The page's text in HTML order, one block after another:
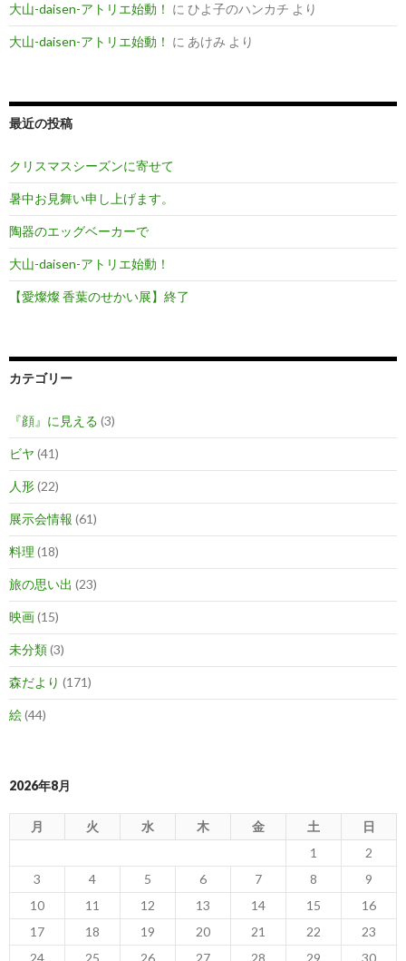
大山-daisen-アトリエ始動！ に ひよ子のハンカチ より
大山-daisen-アトリエ始動！ に あけみ より
最近の投稿
クリスマスシーズンに寄せて
暑中お見舞い申し上げます。
陶器のエッグベーカーで
大山-daisen-アトリエ始動！
【愛燦燦 香葉のせかい展】終了
カテゴリー
『顔』に見える (3)
ビヤ (41)
人形(22)
展示会情報 (61)
料理 (18)
旅の思い出 (23)
映画(15)
未分類(3)
森だより (171)
絵(44)
2026年8月
月 火 水 木 金 土 日
1
2
3
4 5 6 7 8
9
10
11 12 13 14 15
16
17
18 19 20 21 22
23